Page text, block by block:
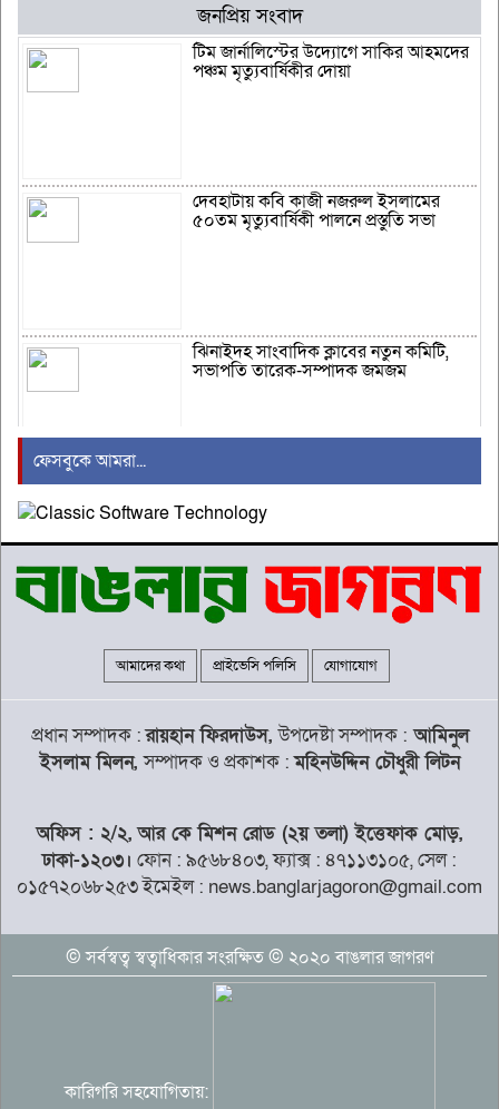
জনপ্রিয় সংবাদ
টিম জার্নালিস্টের উদ্যোগে সাকির আহমদের
পঞ্চম মৃত্যুবার্ষিকীর দোয়া
দেবহাটায় কবি কাজী নজরুল ইসলামের
৫০তম মৃত্যুবার্ষিকী পালনে প্রস্তুতি সভা
ঝিনাইদহ সাংবাদিক ক্লাবের নতুন কমিটি,
সভাপতি তারেক-সম্পাদক জমজম
মানিকগঞ্জে বিকাশের মাধ্যমে টাকা
আত্মসাতের অভিযোগে এক প্রতারক
গ্রেপতার
উজিরপুরের সাতলায় অর্ধশত পরিবারের
একমাত্র কাঁচা সড়কের বেহাল দশা
কুলাউড়ায় চা শ্রমিকদের কর্মবিরতি
বিদায়ী বছরে বোয়েসেল’র রেকর্ড, জনশক্তি
রপ্তানি ১৯১৯৭
তথ্য
ফেসবুকে আমরা...
আমাদের কথা প্রাইভেসি পলিসি যোগাযোগ
প্রধান সম্পাদক :রায়হান ফিরদাউস,উপদেষ্টা সম্পাদক : আমিনুল
ইসলাম মিলন,সম্পাদক ও প্রকাশক :মহিনউদ্দিন চৌধুরী লিটন
অফিস : ২/২, আর কে মিশন রোড (২য় তলা) ইত্তেফাক মোড়,
ঢাকা-১২০৩। ফোন : ৯৫৬৮৪০৩, ফ্যাক্স : ৪৭১১৩১০৫, সেল :
০১৫৭২০৬৮২৫৩ ইমেইল : news.banglarjagoron@gmail.com
© সর্বস্বত্ব স্বত্বাধিকার সংরক্ষিত © ২০২০ বাঙলার জাগরণ
কারিগরি সহযোগিতায়: